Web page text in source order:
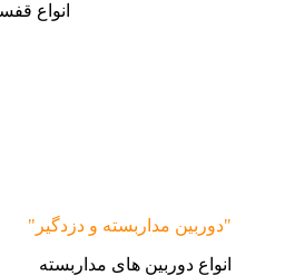
انواع
"دوربین مداربسته و دزدگیر"
انواع دوربین های مداربسته